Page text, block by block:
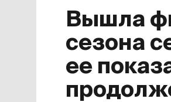
Вышла
сезона
ее